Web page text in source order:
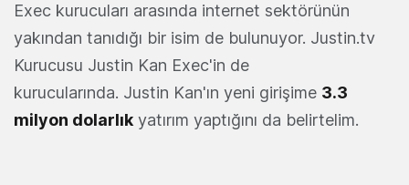
Exec kurucuları arasında internet sektörünün
yakından tanıdığı bir isim de bulunuyor. Justin.tv
Kurucusu Justin Kan Exec'in de
kurucularında. Justin Kan'ın yeni girişime 3.3
milyon dolarlık yatırım yaptığını da belirtelim.